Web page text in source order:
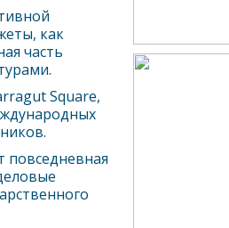
как
часть
Square,
повседневная